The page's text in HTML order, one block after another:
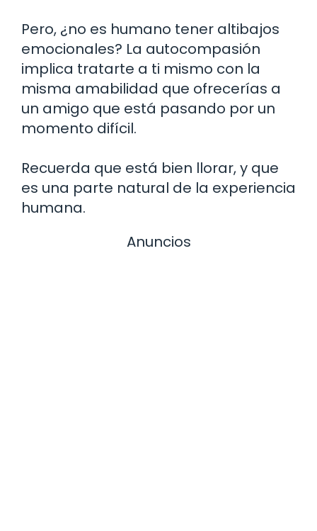
Pero, ¿no es humano tener altibajos
emocionales? La autocompasión
implica tratarte a ti mismo con la
misma amabilidad que ofrecerías a
un amigo que está pasando por un
momento difícil.
Recuerda que está bien llorar, y que
es una parte natural de la experiencia
humana.
Anuncios